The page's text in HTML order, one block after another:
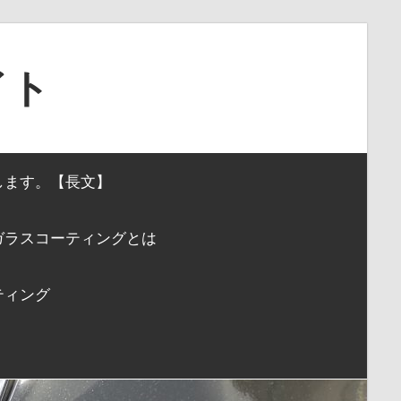
す。【長文】
ラスコーティングとは
ィング